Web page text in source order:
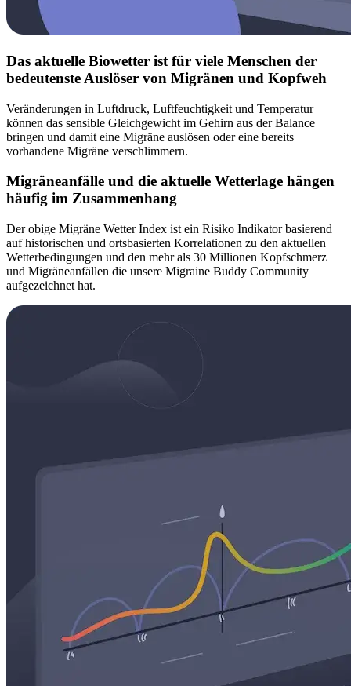
Das aktuelle Biowetter ist für viele Menschen der
bedeutenste Auslöser von Migränen und Kopfweh
Veränderungen in Luftdruck, Luftfeuchtigkeit und Temperatur
können das sensible Gleichgewicht im Gehirn aus der Balance
bringen und damit eine Migräne auslösen oder eine bereits
vorhandene Migräne verschlimmern.
Migräneanfälle und die aktuelle Wetterlage hängen
häufig im Zusammenhang
Der obige Migräne Wetter Index ist ein Risiko Indikator basierend
auf historischen und ortsbasierten Korrelationen zu den aktuellen
Wetterbedingungen und den mehr als 30 Millionen Kopfschmerz
und Migräneanfällen die unsere Migraine Buddy Community
aufgezeichnet hat.